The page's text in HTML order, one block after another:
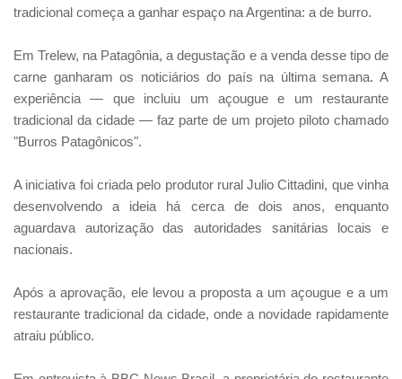
tradicional começa a ganhar espaço na Argentina: a de burro.
Em Trelew, na Patagônia, a degustação e a venda desse tipo de
carne ganharam os noticiários do país na última semana. A
experiência — que incluiu um açougue e um restaurante
tradicional da cidade — faz parte de um projeto piloto chamado
"Burros Patagônicos".
A iniciativa foi criada pelo produtor rural Julio Cittadini, que vinha
desenvolvendo a ideia há cerca de dois anos, enquanto
aguardava autorização das autoridades sanitárias locais e
nacionais.
Após a aprovação, ele levou a proposta a um açougue e a um
restaurante tradicional da cidade, onde a novidade rapidamente
atraiu público.